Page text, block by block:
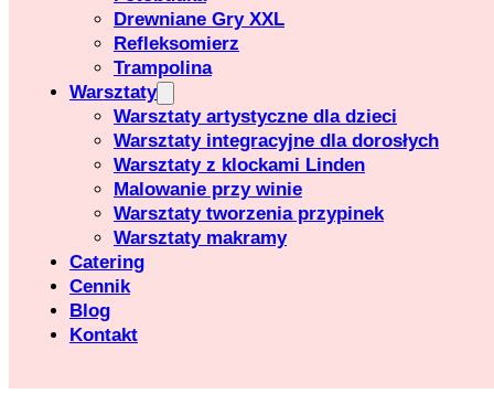
Drewniane Gry XXL
Refleksomierz
Trampolina
Warsztaty
Warsztaty artystyczne dla dzieci
Warsztaty integracyjne dla dorosłych
Warsztaty z klockami Linden
Malowanie przy winie
Warsztaty tworzenia przypinek
Warsztaty makramy
Catering
Cennik
Blog
Kontakt